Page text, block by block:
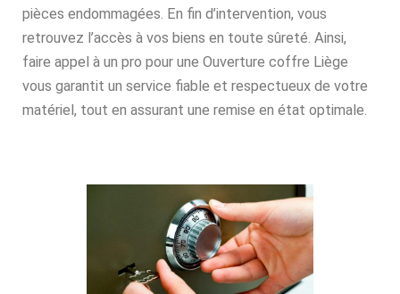
pièces endommagées. En fin d’intervention, vous
retrouvez l’accès à vos biens en toute sûreté. Ainsi,
faire appel à un pro pour une Ouverture coffre Liège
vous garantit un service fiable et respectueux de votre
matériel, tout en assurant une remise en état optimale.